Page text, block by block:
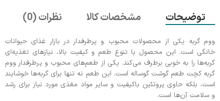
توضیحات مشخصات کالا نظرات (0)
ووم گربه یکی از محصولات محبوب و پرطرفدار در بازار غذای حیوانات
خانگی است. این محصول با تنوع طعم و کیفیت بالا، نیازهای تغذیه‌ای
گربه‌ها را به خوبی برطرف می‌کند. یکی از طعم‌های محبوب و پرطرفدار ووم
گربه کچت طعم گوشت گوساله است. این طعم نه تنها برای گربه‌ها خوشایند
است، بلکه حاوی پروتئین باکیفیت و سایر مواد مغذی مورد نیاز برای رشد
و سلامت آن‌ها است.